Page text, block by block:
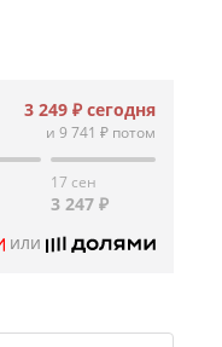
3 249 ₽сегодня
и 9 741 ₽потом
17 сен
3 247 ₽
или